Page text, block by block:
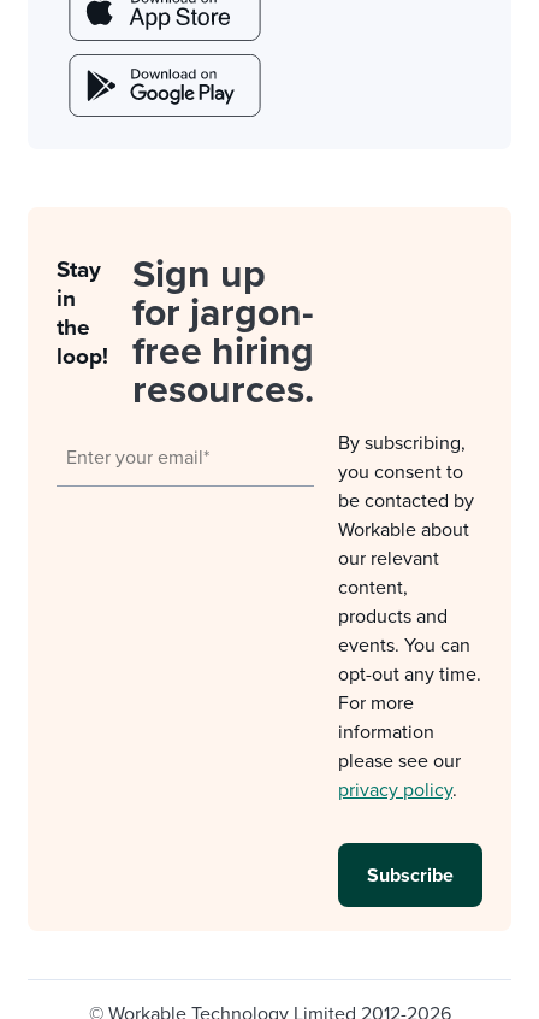
Stay
in
the
loop!
Sign up
for jargon-
free hiring
resources.
By subscribing,
you consent to
be contacted by
Workable about
our relevant
content,
products and
events. You can
opt-out any time.
For more
information
please see our
privacy policy.